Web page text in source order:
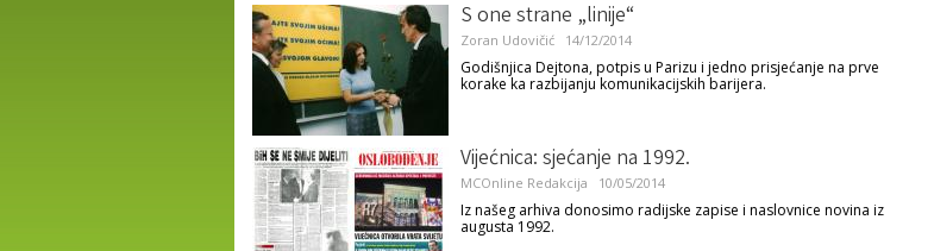
S one strane „linije“
Zoran Udovičić 14/12/2014
Godišnjica Dejtona, potpis u Parizu i jedno prisjećanje na prve
korake ka razbijanju komunikacijskih barijera.
Vijećnica: sjećanje na 1992.
MCOnline Redakcija 10/05/2014
Iz našeg arhiva donosimo radijske zapise i naslovnice novina iz
augusta 1992.